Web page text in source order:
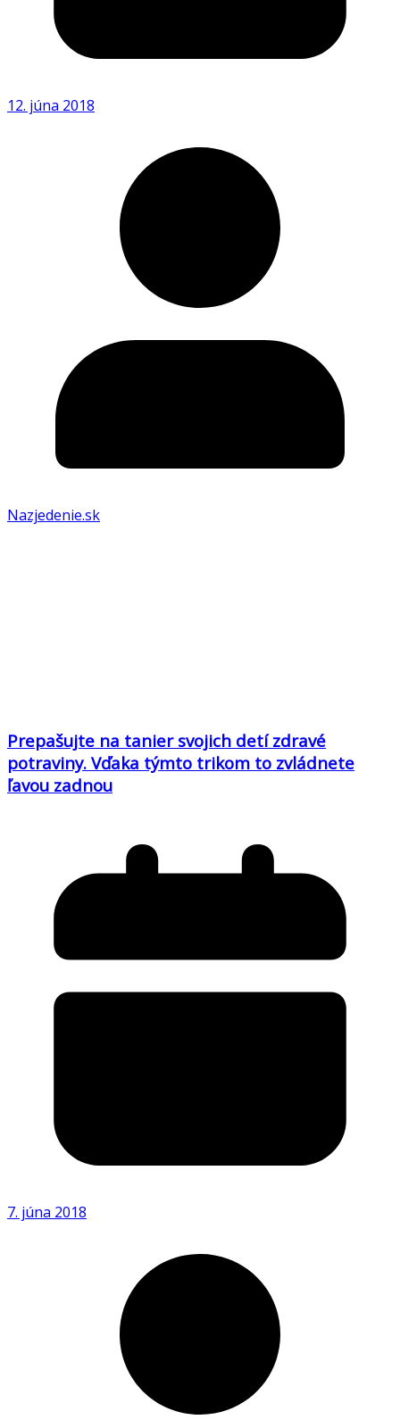
12. júna 2018
Nazjedenie.sk
Prepašujte na tanier svojich detí zdravé
potraviny. Vďaka týmto trikom to zvládnete
ľavou zadnou
7. júna 2018